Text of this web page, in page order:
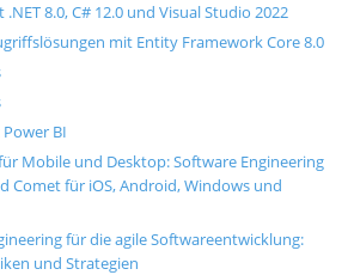
8.0, C# 12.0 und Visual Studio 2022
mit Entity Framework Core 8.0
BI
Mobile und Desktop: Software Engineering
Comet für iOS, Android, Windows und
für die agile Softwareentwicklung:
und Strategien